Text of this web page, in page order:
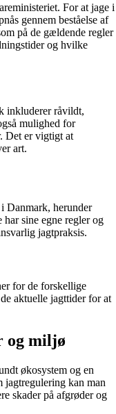
For at jage i
gennem beståelse af
på de gældende regler
og hvilke
inkluderer råvildt,
mulighed for
Det er vigtigt at
art.
Danmark, herunder
sine egne regler og
jagtpraksis.
for de forskellige
aktuelle jagttider for at
og miljø
økosystem og en
jagtregulering kan man
skader på afgrøder og